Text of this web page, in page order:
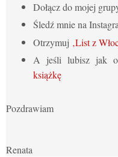
Dołącz do mojej
Śledź mnie na
Otrzymuj ‚List z
A jeśli lubisz jak
książkę
Pozdrawiam
Renata